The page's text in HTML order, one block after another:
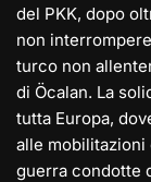
del PKK, dopo
non
turco non
di Öcalan. La
tutta Europa,
alle
guerra condotte